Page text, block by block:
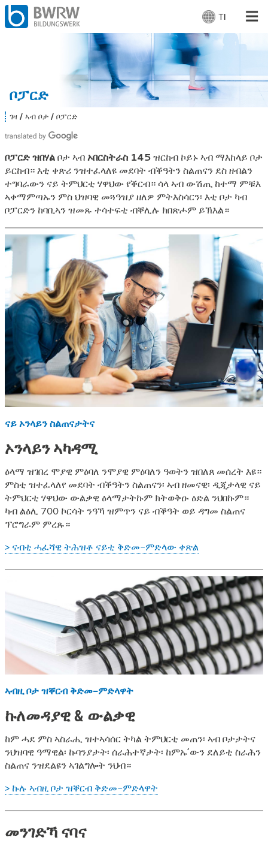
ቋ
ን
ቋ
ም
ረ
ጽ
፤
TI
ቦፓርድ
ካባና
ኣብ ቦታ: ቦፓርድ
ምስራሕ
ኣ
ዚ
ለ
ኻ
፤
ገዛ ኣብ ቦታ ቦፓርድ
ቦፓርድ ዝበሃልቦታ ኣብኦበርስትራስ 145ዝርከብ ኮይኑ ኣብ ማእከላይ ቦታ
ይርከብ። እቲ ቀጽሪ ንዝተፈላለዩ መደባት ብቕዓትን ስልጠናን ደስ ዘብልን
ተግባራውን ናይ ትምህርቲ ሃዋህው የቕርብ። ሳላ ኣብ ውሽጢ ከተማ ምቹእ
ኣቀማምጣኡን ምስ ህዝባዊ መጓዓዝያ ዘለዎ ምትእስሳርን፡ እቲ ቦታ ካብ
ቦፓርድን ከባቢኣን ዝመጹ ተሳተፍቲ ብቐሊሉ ክበጽሖም ይኽእል።
ናይ ኦንላይን ስልጠናታትና
ኦንላይን ኣካዳሚ
ዕላማ ዝገበረ ሞያዊ ምዕባለ ንሞያዊ ምዕባለን ዓወትን ዝበለጸ መሰረት እዩ።
ምስቲ ዝተፈላለየ መደባት ብቕዓትን ስልጠናን፡ ኣብ ዘመናዊ፡ ዲጂታላዊ ናይ
ትምህርቲ ሃዋህው ውልቃዊ ዕላማታትኩም ክትወቅዑ ዕድል ንህበኩም።
ካብ ልዕሊ 700 ኮርሳት ንዓኻ ዝምጥን ናይ ብቕዓት ወይ ዳግመ ስልጠና
ፕሮግራም ምረጹ።
> ናብቲ ሓፈሻዊ ትሕዝቶ ናይቲ ቅድመ-ምድላው ቀጽል
ኣብዚ ቦታ ዝቐርብ ቅድመ-ምድላዋት
ኩለመዳያዊ & ውልቃዊ
ከም ሓደ ምስ ኣስራሒ ዝተኣሳሰር ትካል ትምህርቲ መጠን፡ ኣብ ቦታታትና
ንህዝባዊ ዓማዊል፡ ኩባንያታት፡ ሰራሕተኛታት፡ ከምኡ’ውን ደለይቲ ስራሕን
ስልጠና ንዝደልዩን ኣገልግሎት ንህብ።
> ኩሉ ኣብዚ ቦታ ዝቐርብ ቅድመ-ምድላዋት
መንገድኻ ናባና